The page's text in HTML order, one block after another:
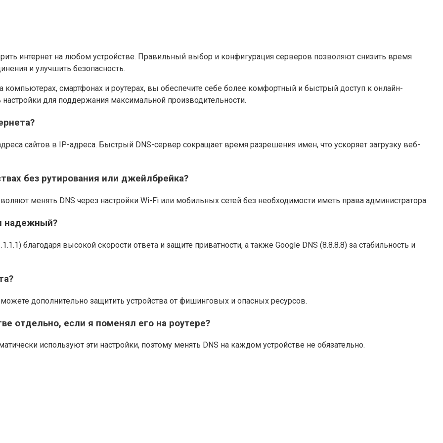
интернет на любом устройстве. Правильный выбор и конфигурация серверов позволяют снизить время
и улучшить безопасность.
смартфонах и роутерах, вы обеспечите себе более комфортный и быстрый доступ к онлайн-
для поддержания максимальной производительности.
сайтов в IP-адреса. Быстрый DNS-сервер сокращает время разрешения имен, что ускоряет загрузку веб-
без рутирования или джейлбрейка?
менять DNS через настройки Wi-Fi или мобильных сетей без необходимости иметь права администратора.
надежный?
благодаря высокой скорости ответа и защите приватности, а также Google DNS (8.8.8.8) за стабильность и
дополнительно защитить устройства от фишинговых и опасных ресурсов.
отдельно, если я поменял его на роутере?
используют эти настройки, поэтому менять DNS на каждом устройстве не обязательно.